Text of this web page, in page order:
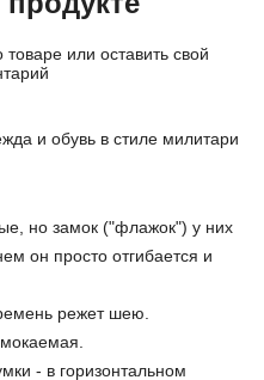
или оставить свой
и обувь в стиле милитари
но замок ("флажок") у них
он просто отгибается и
режет шею.
- в горизонтальном